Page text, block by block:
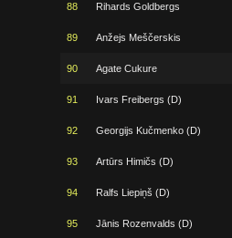
88 Rihards Goldbergs
89 Anžejs Meščerskis
90 Agate Cukure
91 Ivars Freibergs (D)
92 Georgijs Kučmenko (D)
93 Artūrs Himičs (D)
94 Ralfs Liepiņš (D)
95 Jānis Rozenvalds (D)